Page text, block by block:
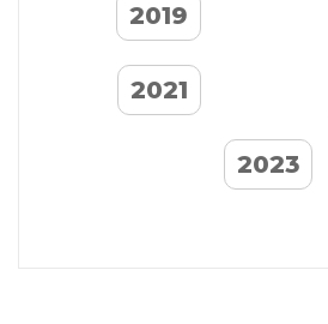
2019
2021
2023